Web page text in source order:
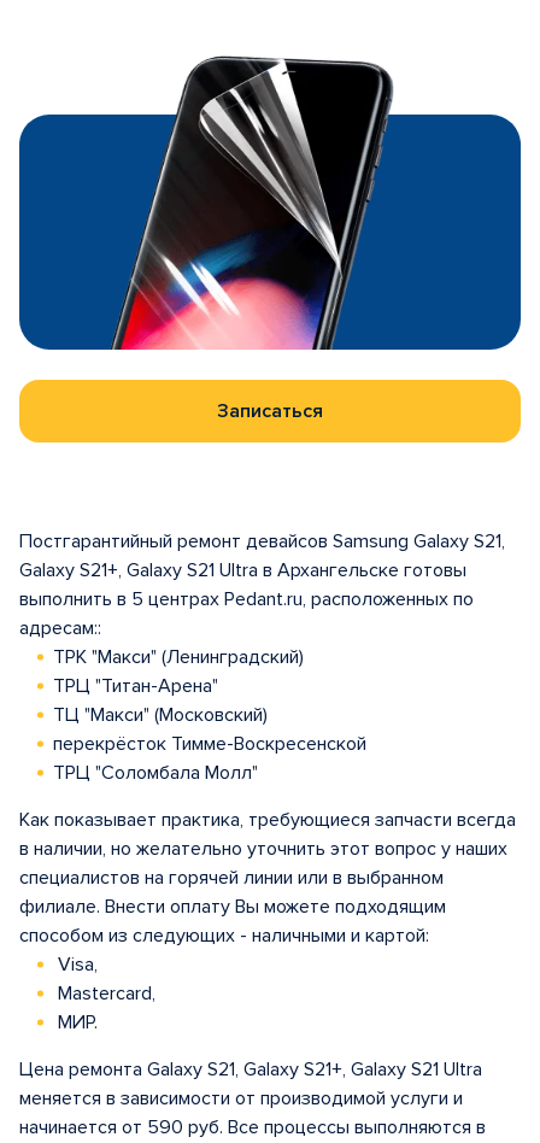
Записаться
Постгарантийный ремонт девайсов Samsung Galaxy S21,
Galaxy S21+, Galaxy S21 Ultra в Архангельске готовы
выполнить в 5 центрах Pedant.ru, расположенных по
адресам::
ТРК "Макси" (Ленинградский)
ТРЦ "Титан-Арена"
ТЦ "Макси" (Московский)
перекрёсток Тимме-Воскресенской
ТРЦ "Соломбала Молл"
Как показывает практика, требующиеся запчасти всегда
в наличии, но желательно уточнить этот вопрос у наших
специалистов на горячей линии или в выбранном
филиале. Внести оплату Вы можете подходящим
способом из следующих - наличными и картой:
Visa,
Mastercard,
МИР.
Цена ремонта Galaxy S21, Galaxy S21+, Galaxy S21 Ultra
меняется в зависимости от производимой услуги и
начинается от 590 руб. Все процессы выполняются в